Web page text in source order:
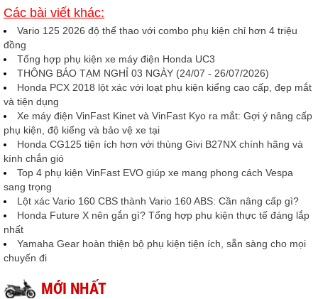
Các bài viết khác:
Vario 125 2026 độ thể thao với combo phụ kiện chỉ hơn 4 triệu
đồng
Tổng hợp phụ kiện xe máy điện Honda UC3
THÔNG BÁO TẠM NGHỈ 03 NGÀY (24/07 - 26/07/2026)
Honda PCX 2018 lột xác với loạt phụ kiện kiểng cao cấp, đẹp mắt
và tiện dụng
Xe máy điện VinFast Kinet và VinFast Kyo ra mắt: Gợi ý nâng cấp
phụ kiện, độ kiểng và bảo vệ xe tại
Honda CG125 tiện ích hơn với thùng Givi B27NX chính hãng và
kính chắn gió
Top 4 phụ kiện VinFast EVO giúp xe mang phong cách Vespa
sang trọng
Lột xác Vario 160 CBS thành Vario 160 ABS: Cần nâng cấp gì?
Honda Future X nên gắn gì? Tổng hợp phụ kiện thực tế đáng lắp
nhất
Yamaha Gear hoàn thiện bộ phụ kiện tiện ích, sẵn sàng cho mọi
chuyến đi
MỚI NHẤT